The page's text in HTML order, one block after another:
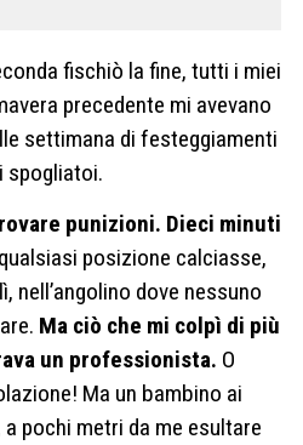
fischiò la fine, tutti i miei
precedente mi avevano
settimana di festeggiamenti
spogliatoi.
punizioni. Dieci minuti
posizione calciasse,
nell’angolino dove nessuno
Ma ciò che mi colpì di più
un professionista. O
Ma un bambino ai
pochi metri da me esultare